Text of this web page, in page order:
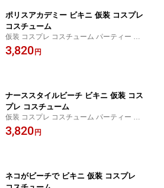
ポリスアカデミー ビキニ 仮装 コスプレ
コスチューム
仮装 コスプレ コスチューム パーティー ハ
ロウィン パーティーグッズ 宴会 イベント
3,820円
ナーススタイルビーチ ビキニ 仮装 コス
プレ コスチューム
仮装 コスプレ コスチューム パーティー ハ
ロウィン パーティーグッズ 宴会 イベント
3,820円
ネコがビーチで ビキニ 仮装 コスプレ